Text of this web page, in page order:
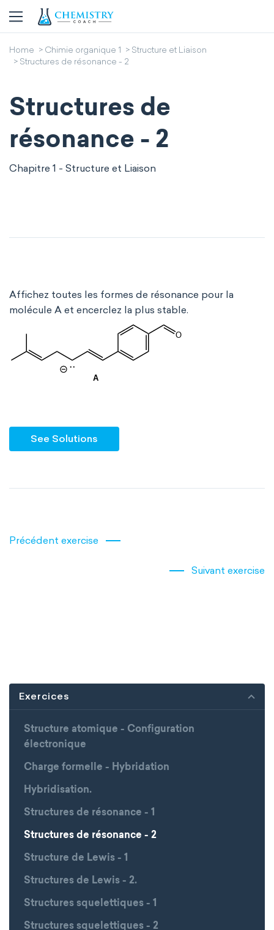
Home Chimie organique 1
Structure et Liaison
Structures de résonance - 2
Structures de
résonance - 2
Chapitre 1 - Structure et Liaison
Affichez toutes les formes de résonance pour la
molécule A et encerclez la plus stable.
See Solutions
Précédent exercise
Suivant exercise
Exercices
Structure atomique - Configuration
électronique
Charge formelle - Hybridation
Hybridisation.
Structures de résonance - 1
Structures de résonance - 2
Structure de Lewis - 1
Structures de Lewis - 2.
Structures squelettiques - 1
Structures squelettiques - 2